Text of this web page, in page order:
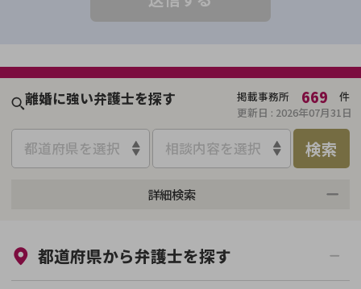
離婚に強い弁護士を探す 掲載事務所 669
件
更新日 : 2026年07月31日
都道府県を選択 相談内容を選択 検索
詳細検索
初回相談無料
土日祝の相談可能
都道府県から弁護士を探す